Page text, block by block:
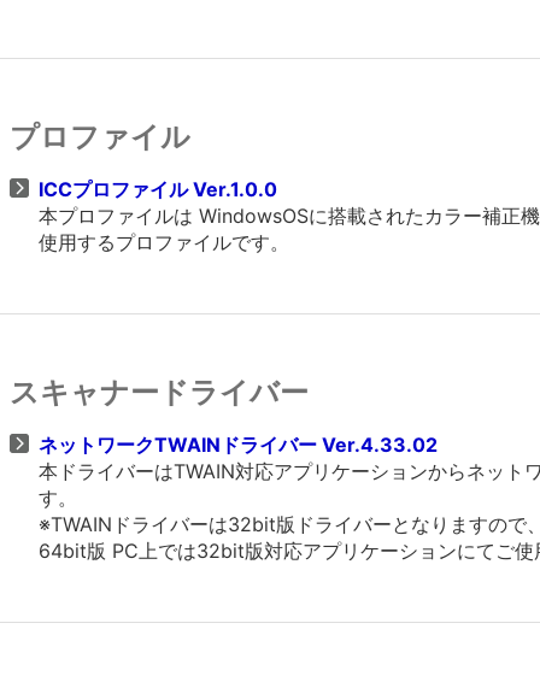
プロファイル
ICCプロファイル Ver.1.0.0
本プロファイルは WindowsOSに搭載されたカラー補正
使用するプロファイルです。
スキャナードライバー
ネットワークTWAINドライバー Ver.4.33.02
本ドライバーはTWAIN対応アプリケーションからネッ
す。
※TWAINドライバーは32bit版ドライバーとなりますの
64bit版 PC上では32bit版対応アプリケーションにてご使